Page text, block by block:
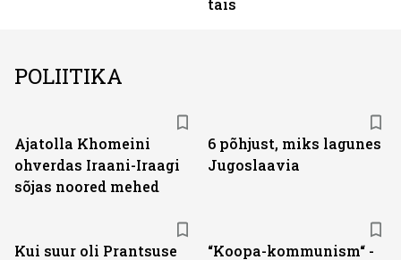
täis
POLIITIKA
Ajatolla Khomeini
ohverdas Iraani-Iraagi
sõjas noored mehed
6 põhjust, miks lagunes
Jugoslaavia
Kui suur oli Prantsuse
“Koopa-kommunism“ -